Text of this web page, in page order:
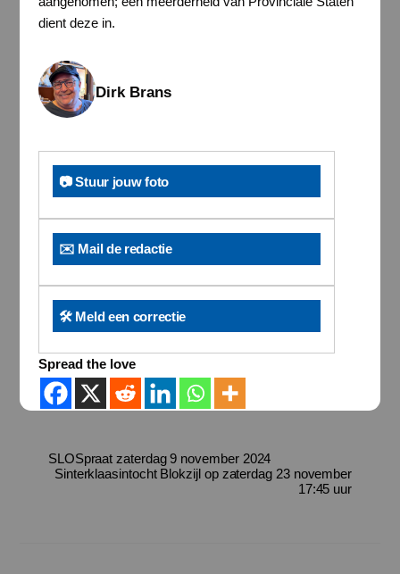
dient deze in.
Dirk Brans
📷 Stuur jouw foto
✉️ Mail de redactie
🛠️ Meld een correctie
Spread the love
SLOSpraat zaterdag 9 november 2024
Sinterklaasintocht Blokzijl op zaterdag 23 november
17:45 uur